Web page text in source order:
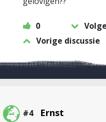
0
Vorige discussie
#4 Ernst